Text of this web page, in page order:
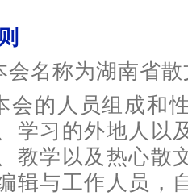
名称为湖南省散
会的人员组成和
学习的外地人以
教学以及热心散
辑与工作人员，